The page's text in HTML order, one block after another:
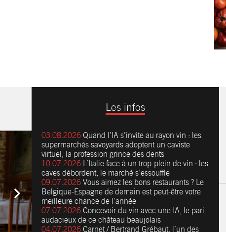
Les infos
03.08.2026 Quand l’IA s’invite au rayon vin : les
supermarchés savoyards adoptent un caviste
virtuel, la profession grince des dents
10.07.2026 L’Italie face à un trop-plein de vin : les
caves débordent, le marché s’essouffle
09.07.2026 Vous aimez les bons restaurants ? Le
Belgique-Espagne de demain est peut-être votre
meilleure chance de l’année
07.07.2026 Concevoir du vin avec une IA, le pari
audacieux de ce château beaujolais
04.07.2026 Carnet / Bertrand Grébaut, l’un des